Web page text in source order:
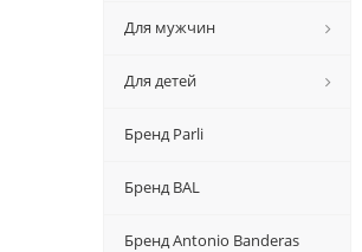
Для мужчин
Для детей
Бренд Parli
Бренд BAL
Бренд Antonio Banderas